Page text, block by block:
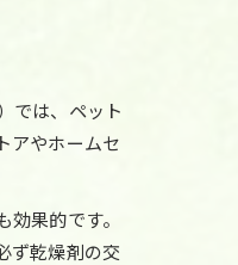
では、ペット
アやホームセ
果的です。
ず乾燥剤の交